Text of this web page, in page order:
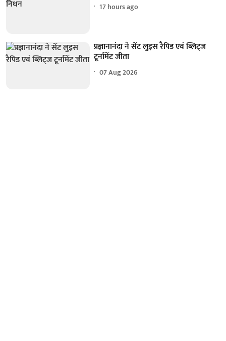
17 hours ago
प्रज्ञानानंदा ने सेंट लुइस रैपिड एवं ब्लिट्ज
टूर्नामेंट जीता
07 Aug 2026